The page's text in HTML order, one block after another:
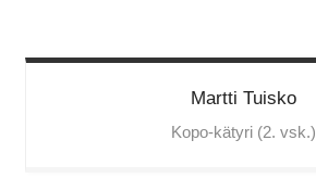
Martti Tuisko
Kopo-kätyri (2. vsk.)